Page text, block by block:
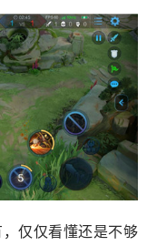
仅仅看懂还是不够